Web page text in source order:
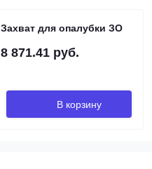
Захват для опалубки ЗО
8 871.41 руб.
В корзину